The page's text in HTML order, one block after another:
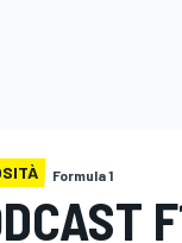
Formula 1